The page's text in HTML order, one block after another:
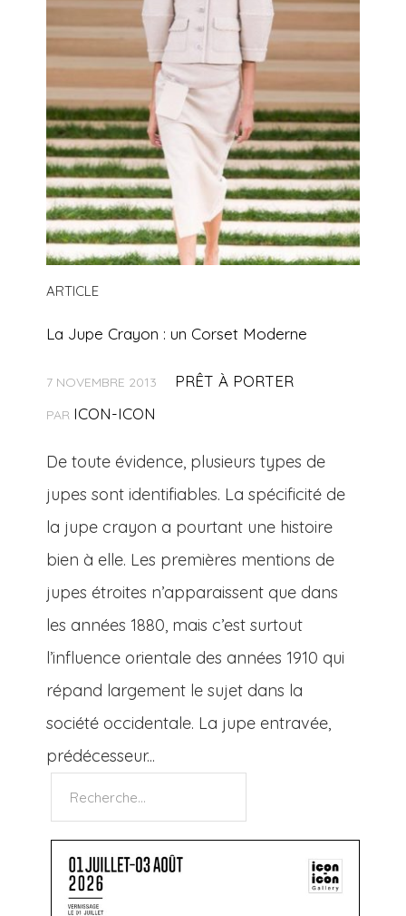
ARTICLE
La Jupe Crayon : un Corset Moderne
7 NOVEMBRE 2013 PRÊT À PORTER
PAR ICON-ICON
De toute évidence, plusieurs types de
jupes sont identifiables. La spécificité de
la jupe crayon a pourtant une histoire
bien à elle. Les premières mentions de
jupes étroites n’apparaissent que dans
les années 1880, mais c’est surtout
l’influence orientale des années 1910 qui
répand largement le sujet dans la
société occidentale. La jupe entravée,
prédécesseur...
Rechercher